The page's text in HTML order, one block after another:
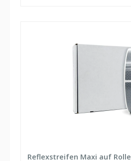
Reflexstreifen Maxi auf Rolle